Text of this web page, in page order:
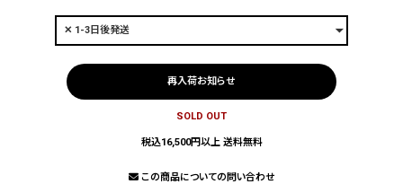
再入荷お知らせ
SOLD OUT
税込16,500円以上 送料無料
この商品についての問い合わせ